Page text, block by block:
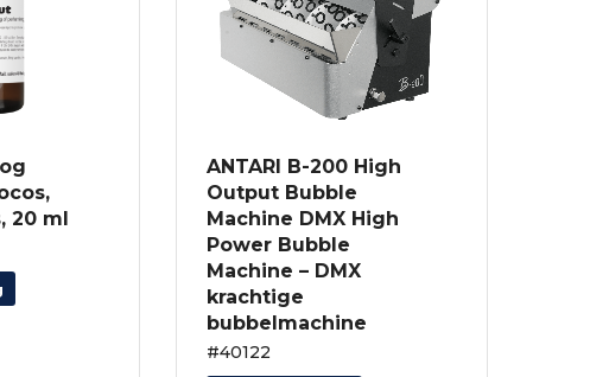
20 ml
ANTARI B-200 High
Output Bubble
Machine DMX High
Power Bubble
Machine – DMX
krachtige
bubbelmachine
#40122